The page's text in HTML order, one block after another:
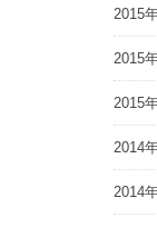
2015
2015
2015
2014
2014